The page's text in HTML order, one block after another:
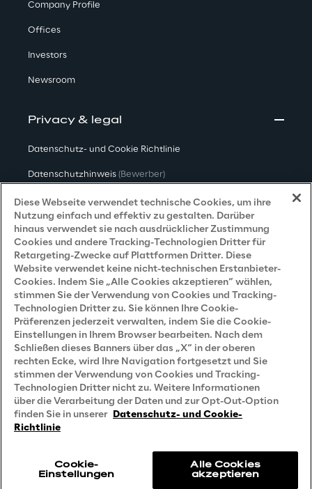
Company Profile
Offices
Investors
Newsroom
Privacy & legal
Datenschutz- und Cookie Richtlinie
Datenschutzhinweis (Bewerber)
Datenschutzhinweis(Kunden)
Datenschutzhinweis (Dienstleister)
Datenschutzhinweis (Marketing)
Grundsatzerklärung - LKSG(Deutschland)
Accessibility Statement
Careers
Contacts
Reply © 2026
Diese Webseite verwendet technische Cookies, um ihre
Nutzung einfach und effektiv zu gestalten. Darüber
hinaus verwendet sie nach ausdrücklicher Zustimmung
Cookies und andere Tracking-Technologien Dritter für
Retargeting-Zwecke auf Plattformen Dritter. Diese
Website verwendet keine nicht-technischen Erstanbieter-
Cookies. Indem Sie „Alle Cookies akzeptieren“ wählen,
stimmen Sie der Verwendung von Cookies und Tracking-
Technologien Dritter zu. Sie können Ihre Cookie-
Präferenzen jederzeit verwalten, indem Sie die Cookie-
Einstellungen in Ihrem Browser bearbeiten. Nach dem
Schließen dieses Banners über das „X“ in der oberen
rechten Ecke, wird Ihre Navigation fortgesetzt und Sie
stimmen der Verwendung von Cookies und Tracking-
Technologien Dritter nicht zu. Weitere Informationen
über die Verarbeitung der Daten und zur Opt-Out-Option
finden Sie in unserer Datenschutz- und Cookie-
Richtlinie
Cookie-
Einstellungen
Alle Cookies
akzeptieren